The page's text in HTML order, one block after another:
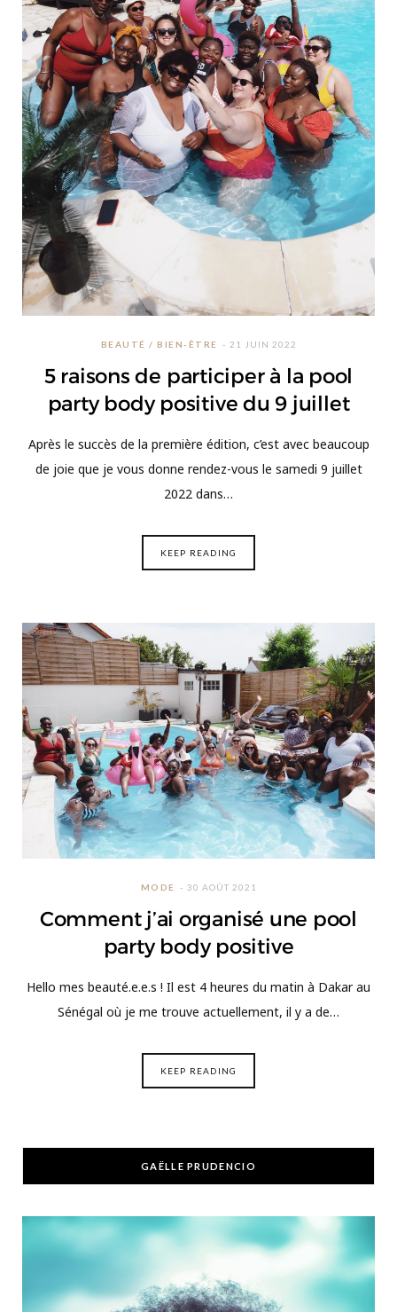
BEAUTÉ / BIEN-ÊTRE 21 JUIN 2022
5 raisons de participer à la pool
party body positive du 9 juillet
Après le succès de la première édition, c’est avec beaucoup
de joie que je vous donne rendez-vous le samedi 9 juillet
2022 dans…
KEEP READING
MODE 30 AOÛT 2021
Comment j’ai organisé une pool
party body positive
Hello mes beauté.e.e.s ! Il est 4 heures du matin à Dakar au
Sénégal où je me trouve actuellement, il y a de…
KEEP READING
GAËLLE PRUDENCIO